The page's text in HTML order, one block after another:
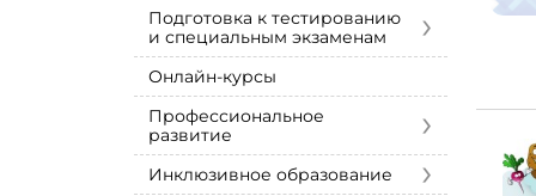
Подготовка к тестированию
и специальным экзаменам
›
Онлайн-курсы
Профессиональное
развитие
›
Инклюзивное образование ›